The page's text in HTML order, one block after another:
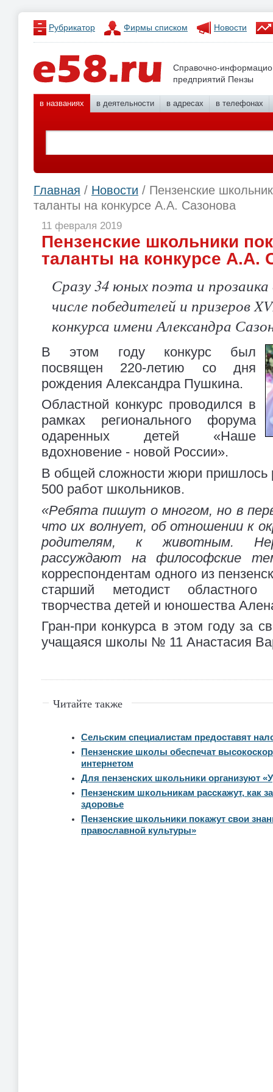
Рубрикатор Фирмы списком Новости
Справочно-
предприятий Пензы
в названиях в деятельности в адресах в телефонах
Главная / Новости / Пензенские
таланты на конкурсе А.А. Сазонова
11 февраля 2019
Пензенские школьники
таланты на конкурсе А.А.
Сразу 34 юных поэта и прозаика
числе победителей и призеров
конкурса имени Александра
В этом году конкурс был
посвящен 220-летию со дня
рождения Александра Пушкина.
Областной конкурс проводился в
рамках регионального форума
одаренных детей «Наше
вдохновение - новой России».
В общей сложности жюри пришлось
500 работ школьников.
«Ребята пишут о многом, но в
что их волнует, об отношении к
родителям, к животным.
рассуждают на философские
корреспондентам одного из
старший методист областного
творчества детей и юношества
Гран-при конкурса в этом году за
учащаяся школы № 11 Анастасия
Читайте также
Сельским специалистам предоставят
Пензенские школы обеспечат
интернетом
Для пензенских школьники организуют
Пензенским школьникам расскажут, как
здоровье
Пензенские школьники покажут свои
православной культуры»